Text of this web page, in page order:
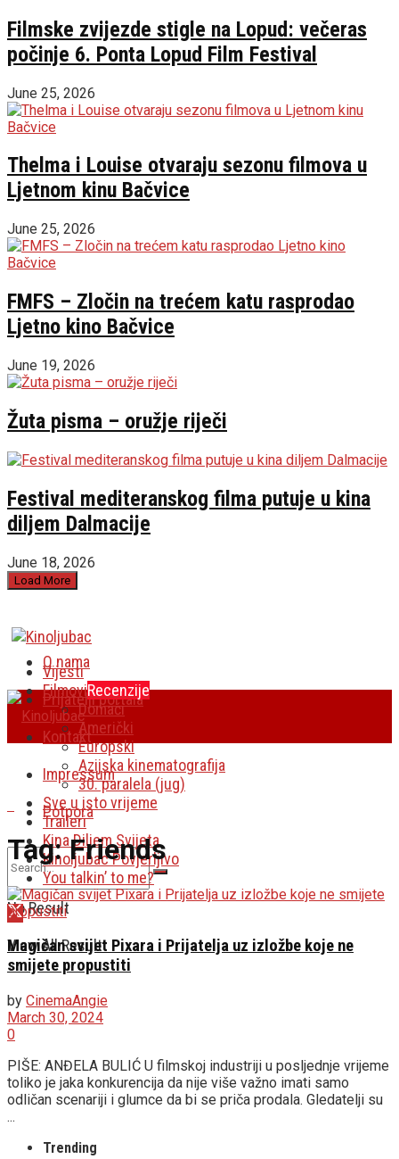
Filmske zvijezde stigle na Lopud: večeras
počinje 6. Ponta Lopud Film Festival
June 25, 2026
Thelma i Louise otvaraju sezonu filmova u
Ljetnom kinu Bačvice
June 25, 2026
FMFS – Zločin na trećem katu rasprodao
Ljetno kino Bačvice
June 19, 2026
Žuta pisma – oružje riječi
Festival mediteranskog filma putuje u kina
diljem Dalmacije
June 18, 2026
Load More
O nama
Prijatelji portala
Kontakt
Impressum
Potpora
No Result
View All Result
Vijesti
FilmoviRecenzije
Domaći
Američki
Europski
Azijska kinematografija
30. paralela (jug)
Sve u isto vrijeme
Traileri
Kina Diljem Svijeta
Kinoljubac Povjerljivo
You talkin’ to me?
Tag:Friends
Magičan svijet Pixara i Prijatelja uz izložbe koje ne
smijete propustiti
by CinemaAngie
March 30, 2024
0
PIŠE: ANĐELA BULIĆ U filmskoj industriji u posljednje vrijeme
toliko je jaka konkurencija da nije više važno imati samo
odličan scenariji i glumce da bi se priča prodala. Gledatelji su
...
Trending